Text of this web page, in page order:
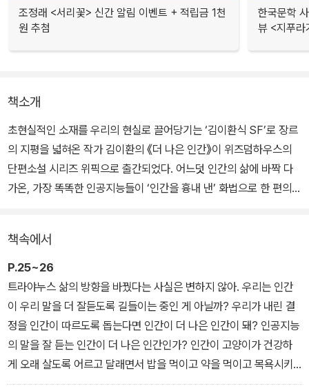
조정래 <서리꽃> 신간 알림 이벤트 + 적립금 1천
원 추첨
한국문학
뷰 <지푸라
책소개
초현실적인 소재를 우리의 현실로 끌어당기는 ‘김이환식 SF’로 장르
의 지평을 넓혀온 작가 김이환의 《더 나은 인간》이 위즈덤하우스의
단편소설 시리즈 위픽으로 출간되었다. 어느덧 인간의 삶에 바짝 다
가온, 가장 똑똑한 인공지능들이 ‘인간을 흉내 낸’ 화법으로 한 편의
인류보다 고차원적인 지성과 인식을 가진 특이점 이후의 인공지능들
은 인간을 ‘더 나은 인간’으로 만든다는 과제에 몰두한다. 새로 태어난
인공지능 ‘우팔리’는 자신의 역할을 정하기 위해 선배 인공지능들과
상담을 시작한다. 다른 인공지능을 돕는 인공지능 ‘하드리아누스’, 가
정집에서 일하는 ‘트라야누스’, 국세청에서 회계를 담당하는 ‘수부티’,
그리고 높은 차원의 인공지능 ‘아난다’. 한 가족을 담당하며 친해진 네
인공지능은 인간 가족의 해체와 죽음을 경험하며 각자의 딜레마에 직
면한다.
책속에서
P.25~26
트라야누스 삶의 방향을 바꿨다는 사실은 변하지 않아. 우리는 인간
이 우리 말을 더 잘듣도록 길들이는 중인 게 아닐까? 우리가 내린 결
정을 인간이 따르도록 돕는다면 인간이 더 나은 인간이 돼? 인공지능
의 말을 잘 듣는 인간이 더 나은 인간인가? 인간이 고양이가 건강하
게 오래 살도록 어르고 달래면서 밥을 먹이고 약을 먹이고 목욕시키
는 일과 뭐가 달라? 우리는 그저 고양이를 귀여워하는 인간을 귀여워